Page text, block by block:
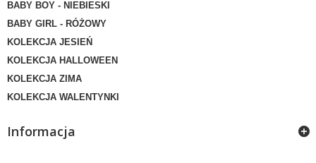
BABY BOY - NIEBIESKI
BABY GIRL - RÓŻOWY
KOLEKCJA JESIEŃ
KOLEKCJA HALLOWEEN
KOLEKCJA ZIMA
KOLEKCJA WALENTYNKI
Informacja